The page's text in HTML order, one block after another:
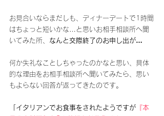
お見合いならまだしも、ディナーデートで1時間
はちょっと短いかな…と思いお相手相談所へ聞
いてみた所、 なんと交際終了のお申し出が…
何か失礼なことしちゃったのかなと思い、具体
的な理由をお相手相談所へ聞いてみたら、思い
もよらない回答が返ってきたのです。
「イタリアンでお食事をされたようですが 『本